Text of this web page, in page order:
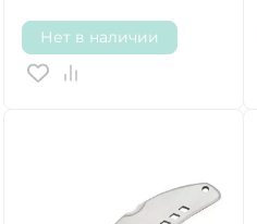
Нет в наличии